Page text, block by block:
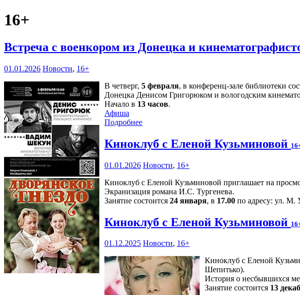
16+
Встреча с военкором из Донецка и
01.01.2026 Новости, 16+
В четверг, 5 февраля, в конференц-зале библиотеки
Донецка Денисом Григорюком и вологодским
Начало в 13 часов.
Афиша
Подробнее
Киноклуб с Еленой Кузьминовой
01.01.2026 Новости, 16+
Киноклуб с Еленой Кузьминовой приглашает на
Экранизация романа И.С. Тургенева.
Занятие состоится 24 января, в 17.00 по адресу: ул. М.
Киноклуб с Еленой Кузьминовой
01.12.2025 Новости, 16+
Киноклуб с Еленой
Шепитько).
История о несбывшихся
Занятие состоится 13